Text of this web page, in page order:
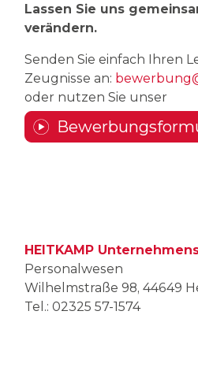
Lassen Sie uns
verändern.
Senden Sie einfach Ihren
Zeugnisse an:
oder nutzen Sie unser
HEITKAMP
Personalwesen
Wilhelmstraße 98, 44649
Tel.: 02325 57-1574